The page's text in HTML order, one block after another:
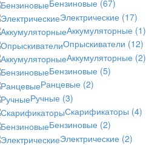
Бензиновые (67)
Электрические (17)
Аккумуляторные (1)
Опрыскиватели (12)
Аккумуляторные (2)
Бензиновые (5)
Ранцевые (2)
Ручные (3)
Скарификаторы (4)
Бензиновые (2)
Электрические (2)